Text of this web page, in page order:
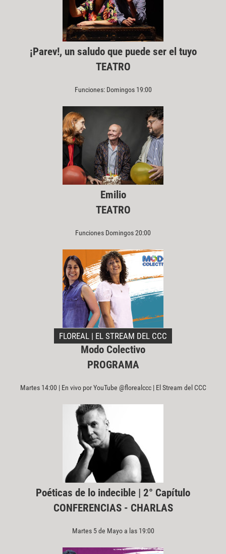
¡Parev!, un saludo que puede ser el tuyo
TEATRO
Funciones: Domingos 19:00
Emilio
TEATRO
Funciones Domingos 20:00
FLOREAL | EL STREAM DEL CCC
Modo Colectivo
PROGRAMA
Martes 14:00 | En vivo por YouTube @florealccc | El Stream del CCC
Poéticas de lo indecible | 2° Capítulo
CONFERENCIAS - CHARLAS
Martes 5 de Mayo a las 19:00